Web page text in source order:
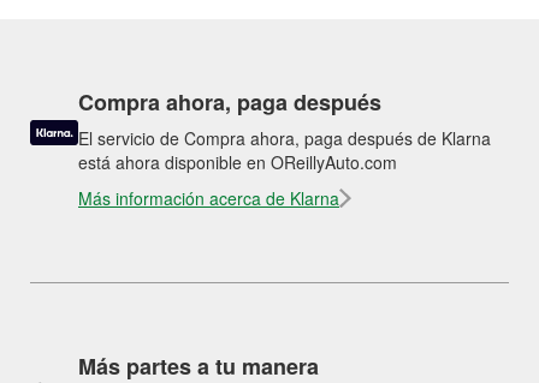
Compra ahora, paga después
El servicio de Compra ahora, paga después de Klarna
está ahora disponible en OReillyAuto.com
Más información acerca de Klarna
Más partes a tu manera